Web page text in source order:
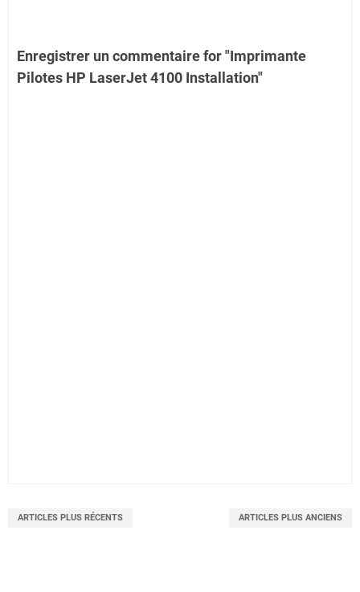
Enregistrer un commentaire for "Imprimante
Pilotes HP LaserJet 4100 Installation"
ARTICLES PLUS RÉCENTS ARTICLES PLUS ANCIENS